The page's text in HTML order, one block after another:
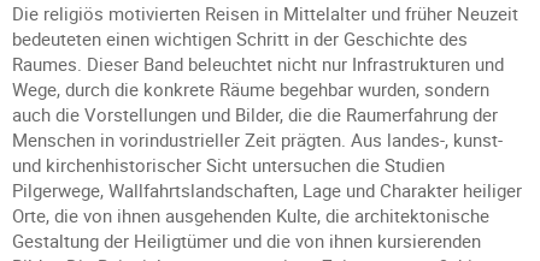
Die religiös motivierten Reisen in Mittelalter und früher Neuzeit
bedeuteten einen wichtigen Schritt in der Geschichte des
Raumes. Dieser Band beleuchtet nicht nur Infrastrukturen und
Wege, durch die konkrete Räume begehbar wurden, sondern
auch die Vorstellungen und Bilder, die die Raumerfahrung der
Menschen in vorindustrieller Zeit prägten. Aus landes-, kunst-
und kirchenhistorischer Sicht untersuchen die Studien
Pilgerwege, Wallfahrtslandschaften, Lage und Charakter heiliger
Orte, die von ihnen ausgehenden Kulte, die architektonische
Gestaltung der Heiligtümer und die von ihnen kursierenden